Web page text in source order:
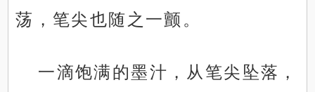
荡，笔尖也随之一颤。
一滴饱满的墨汁，从笔尖坠落，